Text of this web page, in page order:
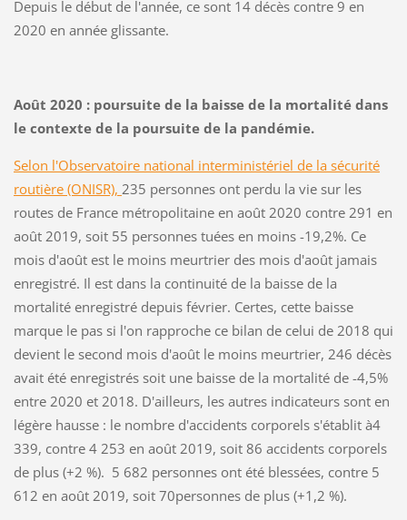
Depuis le début de l'année, ce sont 14 décès contre 9 en
2020 en année glissante.
Août 2020 : poursuite de la baisse de la mortalité dans
le contexte de la poursuite de la pandémie.
Selon l'Observatoire national interministériel de la sécurité
routière (ONISR), 235 personnes ont perdu la vie sur les
routes de France métropolitaine en août 2020 contre 291 en
août 2019, soit 55 personnes tuées en moins -19,2%. Ce
mois d'août est le moins meurtrier des mois d'août jamais
enregistré. Il est dans la continuité de la baisse de la
mortalité enregistré depuis février. Certes, cette baisse
marque le pas si l'on rapproche ce bilan de celui de 2018 qui
devient le second mois d'août le moins meurtrier, 246 décès
avait été enregistrés soit une baisse de la mortalité de -4,5%
entre 2020 et 2018. D'ailleurs, les autres indicateurs sont en
légère hausse : le nombre d'accidents corporels s'établit à4
339, contre 4 253 en août 2019, soit 86 accidents corporels
de plus (+2 %). 5 682 personnes ont été blessées, contre 5
612 en août 2019, soit 70personnes de plus (+1,2 %).